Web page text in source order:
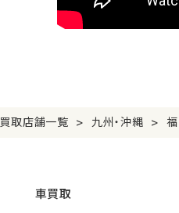
買取店舗一覧 > 九州・沖縄 >
車買取